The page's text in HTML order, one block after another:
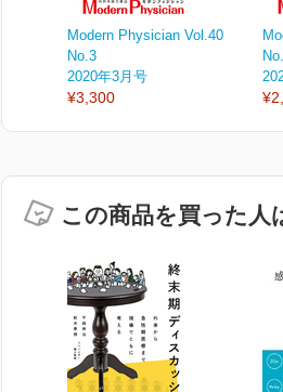
Modern Physician Vol.40
No.3
2020年3月号
¥3,300
この商品を買った人